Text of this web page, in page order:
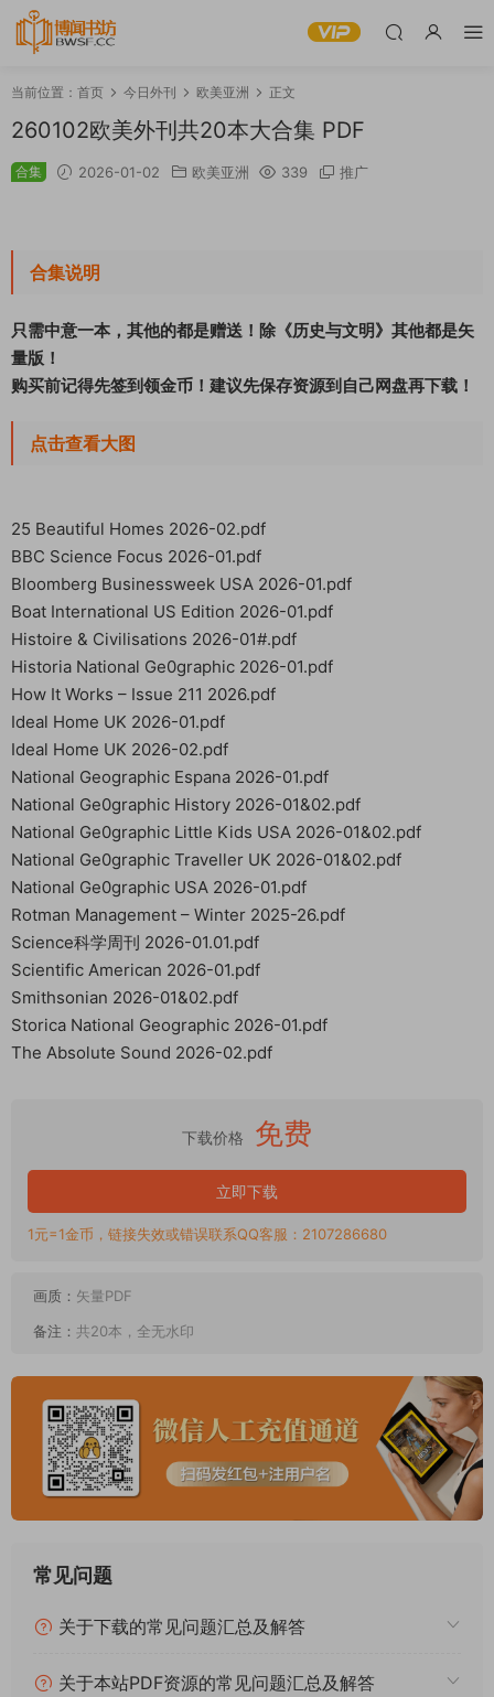
当前位置： 首页 今日外刊 欧美亚洲 正文
260102欧美外刊共20本大合集 PDF
合集 2026-01-02 欧美亚洲 339 推广
合集说明
只需中意一本，其他的都是赠送！除《历史与文明》其他都是矢
量版！
购买前记得先签到领金币！建议先保存资源到自己网盘再下载！
点击查看大图
25 Beautiful Homes 2026-02.pdf
BBC Science Focus 2026-01.pdf
Bloomberg Businessweek USA 2026-01.pdf
Boat International US Edition 2026-01.pdf
Histoire & Civilisations 2026-01#.pdf
Historia National Ge0graphic 2026-01.pdf
How It Works – Issue 211 2026.pdf
Ideal Home UK 2026-01.pdf
Ideal Home UK 2026-02.pdf
National Geographic Espana 2026-01.pdf
National Ge0graphic History 2026-01&02.pdf
National Ge0graphic Little Kids USA 2026-01&02.pdf
National Ge0graphic Traveller UK 2026-01&02.pdf
National Ge0graphic USA 2026-01.pdf
Rotman Management – Winter 2025-26.pdf
Science科学周刊 2026-01.01.pdf
Scientific American 2026-01.pdf
Smithsonian 2026-01&02.pdf
Storica National Geographic 2026-01.pdf
The Absolute Sound 2026-02.pdf
下载价格 免费
立即下载
1元=1金币，链接失效或错误联系QQ客服：2107286680
画质： 矢量PDF
备注： 共20本，全无水印
常见问题
关于下载的常见问题汇总及解答
关于本站PDF资源的常见问题汇总及解答